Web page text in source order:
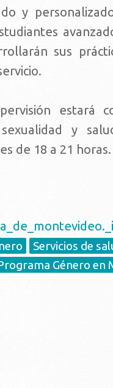
y
sus
estará
y
de 18 a 21 horas.
Servicios de
Género en